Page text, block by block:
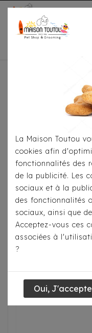
La Maison Toutou
cookies afin
fonctionnalités des
de la publicité. Les
sociaux et à la
des fonctionnalités
sociaux, ainsi que
Acceptez-vous ces
associées à
?